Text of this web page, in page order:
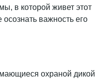
в которой живет этот
важность его
охраной дикой